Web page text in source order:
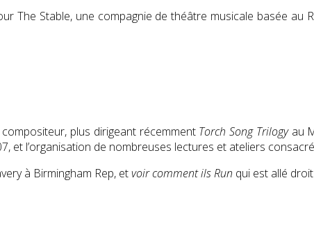
The Stable, une compagnie de théâtre musicale basée
plus dirigeant récemment Torch Song Trilogyau
et l’organisation de nombreuses lectures et ateliers
à Birmingham Rep, etvoir comment ils Run qui est allé